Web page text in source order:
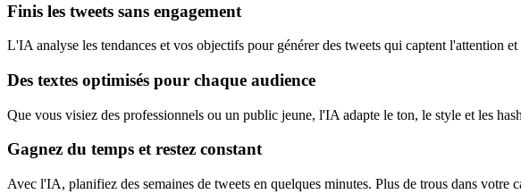
Finis les tweets sans engagement
L'IA analyse les tendances et vos objectifs pour générer des tweets qui captent l'attention
Des textes optimisés pour chaque audience
Que vous visiez des professionnels ou un public jeune, l'IA adapte le ton, le style et les
Gagnez du temps et restez constant
Avec l'IA, planifiez des semaines de tweets en quelques minutes. Plus de trous dans